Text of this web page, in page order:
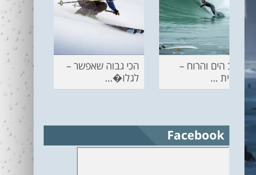
מצב הים והרוח –
תחזית ...
הכי גבוה שאפשר –
לגלו�...
Facebook